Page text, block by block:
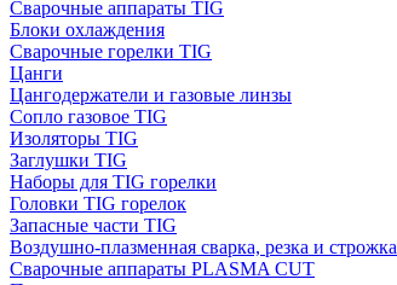
Сварочные аппараты TIG
Блоки охлаждения
Сварочные горелки TIG
Цанги
Цангодержатели и газовые линзы
Сопло газовое TIG
Изоляторы TIG
Заглушки TIG
Наборы для TIG горелки
Головки TIG горелок
Запасные части TIG
Воздушно-плазменная сварка, резка и строжка
Сварочные аппараты PLASMA CUT